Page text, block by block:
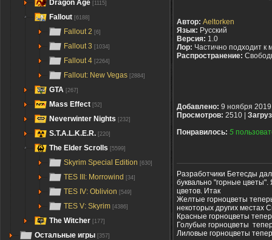
Dragon Age [1115]
Fallout [6188]
Fallout 2 [6]
Fallout 3 [1034]
Fallout 4 [2264]
Fallout: New Vegas [2884]
GTA [267]
Mass Effect [52]
Neverwinter Nights [232]
S.T.A.L.K.E.R. [220]
The Elder Scrolls [5599]
Skyrim Special Edition [630]
TES III: Morrowind [34]
TES IV: Oblivion [549]
TES V: Skyrim [4386]
The Witcher [177]
Остальные игры [357]
Автор: Aeltorken
Язык: Русский
Версия: 1.0
Лор: Частично подходит к
Распространение:
Добавлено: 9 ноября 2019
Просмотров: 2510 |
Понравилось: 5
Разработчики Бетесды
буквально "горные
цветов. Итак
Желтые горноцветы
некоторых других местах
Красные горноцветы
Голубые горноцветы
Лиловые горноцветы